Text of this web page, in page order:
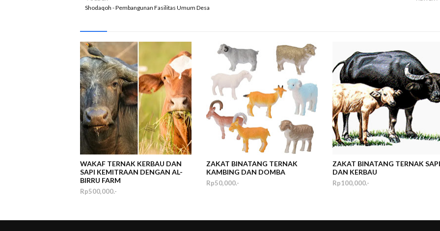
Shodaqoh - Pembangunan Fasilitas Umum Desa
WAKAF TERNAK KERBAU DAN
SAPI KEMITRAAN DENGAN AL-
BIRRU FARM
Rp500,000.-
ZAKAT BINATANG TERNAK
KAMBING DAN DOMBA
Rp50,000.-
ZAKAT BINATANG TERNAK
DAN KERBAU
Rp100,000.-